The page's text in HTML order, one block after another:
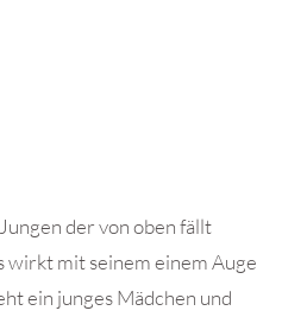
der von oben fällt
mit seinem einem Auge
ein junges Mädchen und